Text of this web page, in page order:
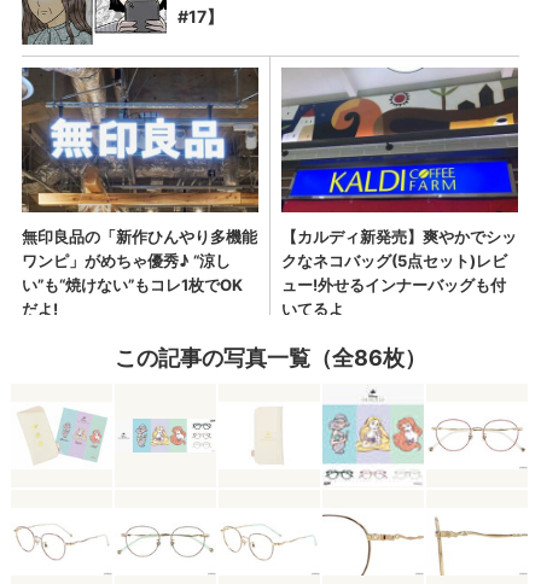
この記事の写真一覧（全86枚）